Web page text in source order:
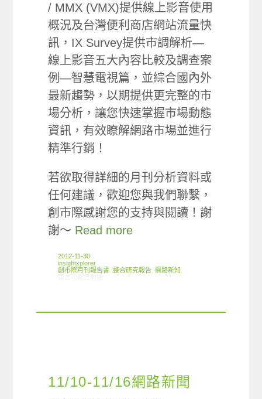
/ MMX (VMX)提供線上影音使用
概況及台灣便利商店網站流量快
訊，IX Survey提供市調解析—
線上影音五大內容比較及調查案
例—智慧電視篇，並綜合國內外
最新趨勢，以期提供更完整的市
場分析，讓您快速掌握市場動態
資訊，有效瞭解網路市場並進行
精準行銷！
若欲取得詳細的月刊分析資料或
任何建議，歡迎您與我們聯繫，
創市際感謝您的支持與閱讀！謝
謝～ Read more
2012-11-30
insightxplorer
創市際月刊報告書 ,整合研究報告 ,網路新知
11/10-11/16網路新聞